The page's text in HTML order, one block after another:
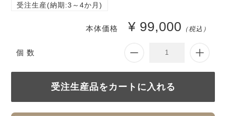
受注生産(納期:3～4か月)
個 数
本体価格 ¥ 99,000 （税込）